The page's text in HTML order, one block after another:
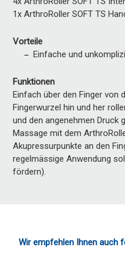
1x ArthroRoller SOFT TS
Vorteile
Einfache und
Funktionen
Einfach über den Finger von
Fingerwurzel hin und her
und den angenehmen Druck
Massage mit dem
Akupressurpunkte an den
regelmässige Anwendung
fördern).
Wir empfehlen Ihnen auch